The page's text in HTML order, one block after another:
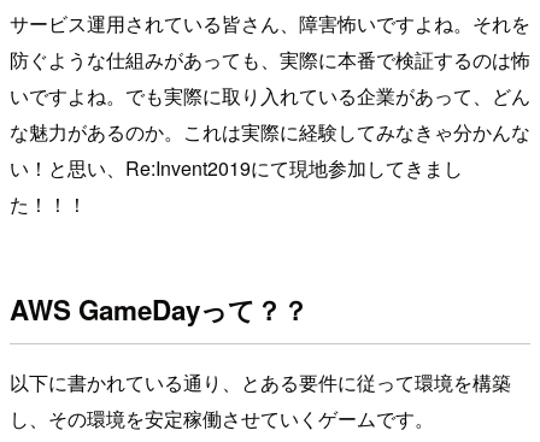
サービス運用されている皆さん、障害怖いですよね。それを
防ぐような仕組みがあっても、実際に本番で検証するのは怖
いですよね。でも実際に取り入れている企業があって、どん
な魅力があるのか。これは実際に経験してみなきゃ分かんな
い！と思い、Re:Invent2019にて現地参加してきまし
た！！！
AWS GameDayって？？
以下に書かれている通り、とある要件に従って環境を構築
し、その環境を安定稼働させていくゲームです。